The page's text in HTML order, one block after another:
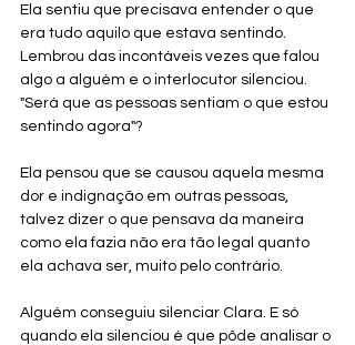
Ela sentiu que precisava entender o que
era tudo aquilo que estava sentindo.
Lembrou das incontáveis vezes que falou
algo a alguém e o interlocutor silenciou.
"Será que as pessoas sentiam o que estou
sentindo agora"?
Ela pensou que se causou aquela mesma
dor e indignação em outras pessoas,
talvez dizer o que pensava da maneira
como ela fazia não era tão legal quanto
ela achava ser, muito pelo contrário.
Alguém conseguiu silenciar Clara. E só
quando ela silenciou é que pôde analisar o